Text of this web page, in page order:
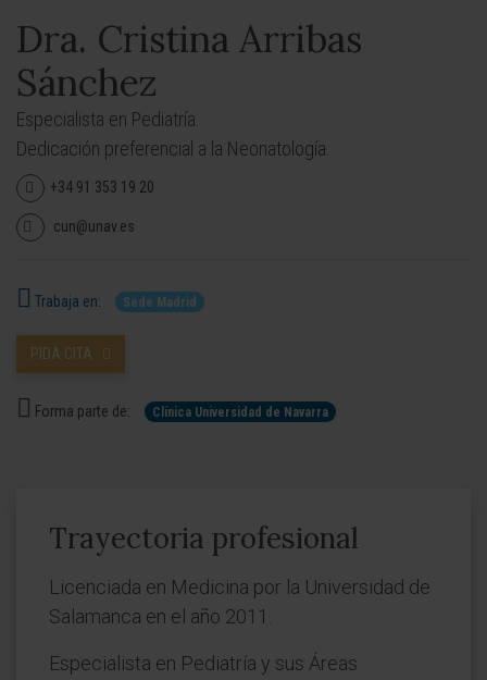
Dra. Cristina Arribas
Sánchez
Especialista en Pediatría.
Dedicación preferencial a la Neonatología.
+34 91 353 19 20
cun@unav.es
Trabaja en: Sede Madrid
PIDA CITA
Forma parte de: Clínica Universidad de Navarra
Trayectoria profesional
Licenciada en Medicina por la Universidad de
Salamanca en el año 2011.
Especialista en Pediatría y sus Áreas